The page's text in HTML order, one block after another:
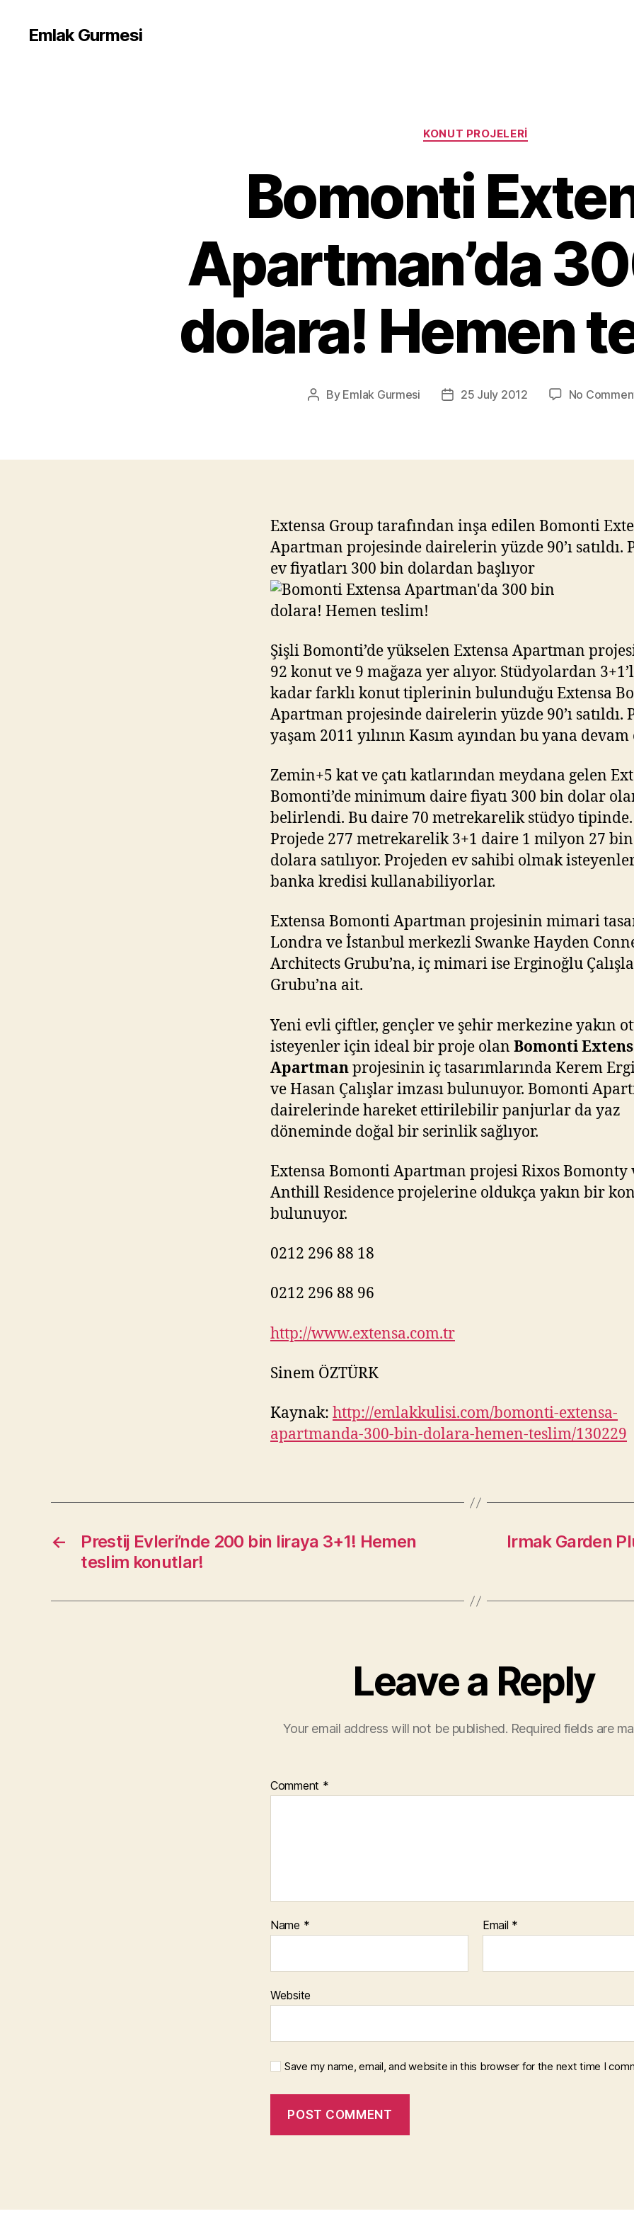
Emlak Gurmesi
Categories
KONUT PROJELERI
Bomonti
Apartman’da
dolara! Hemen
Post
By Emlak Gurmesi
Post25 July 2012 No
Extensa Group tarafından inşa edilen Bomonti
Apartman projesinde dairelerin yüzde 90’ı satıldı.
ev fiyatları 300 bin dolardan başlıyor
Şişli Bomonti’de yükselen Extensa Apartman
92 konut ve 9 mağaza yer alıyor. Stüdyolardan
kadar farklı konut tiplerinin bulunduğu Extensa
Apartman projesinde dairelerin yüzde 90’ı satıldı.
yaşam 2011 yılının Kasım ayından bu yana
Zemin+5 kat ve çatı katlarından meydana gelen
Bomonti’de minimum daire fiyatı 300 bin dolar
belirlendi. Bu daire 70 metrekarelik stüdyo tipinde.
Projede 277 metrekarelik 3+1 daire 1 milyon 27 bin
dolara satılıyor. Projeden ev sahibi olmak
banka kredisi kullanabiliyorlar.
Extensa Bomonti Apartman projesinin mimari
Londra ve İstanbul merkezli Swanke Hayden
Architects Grubu’na, iç mimari ise Erginoğlu
Grubu’na ait.
Yeni evli çiftler, gençler ve şehir merkezine yakın
isteyenler için ideal bir proje olan Bomonti
Apartmanprojesinin iç tasarımlarında Kerem
ve Hasan Çalışlar imzası bulunuyor. Bomonti
dairelerinde hareket ettirilebilir panjurlar da yaz
döneminde doğal bir serinlik sağlıyor.
Extensa Bomonti Apartman projesi Rixos Bomonty
Anthill Residence projelerine oldukça yakın bir
bulunuyor.
0212 296 88 18
0212 296 88 96
http://www.extensa.com.tr
Sinem ÖZTÜRK
Kaynak: http://emlakkulisi.com/bomonti-extensa-
apartmanda-300-bin-dolara-hemen-teslim/130229
←
Prestij Evleri’nde 200 bin liraya 3+1! Hemen
teslim konutlar!
Irmak Garden
Leave a Reply
Your email address will not be published. Required fields are
Comment *
Name * Email *
Website
Save my name, email, and website in this browser for the next time I